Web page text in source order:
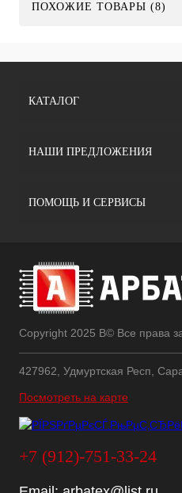
ПОХОЖИЕ ТОВАРЫ (8)
КАТАЛОГ
НАШИ ПРЕДЛОЖЕНИЯ
ПОМОЩЬ И СЕРВИСЫ
Copyright 2025 В© Все права
427962, Удмуртская Респ,
Посмотреть на карте
+7 (912)-751-33-24